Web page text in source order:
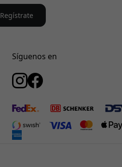
Regístrate
Síguenos en